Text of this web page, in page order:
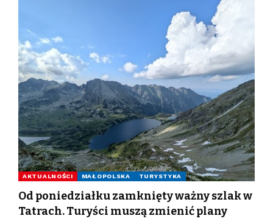
AKTUALNOŚCI MAŁOPOLSKA TURYSTYKA
Od poniedziałku zamknięty ważny szlak w
Tatrach. Turyści muszą zmienić plany